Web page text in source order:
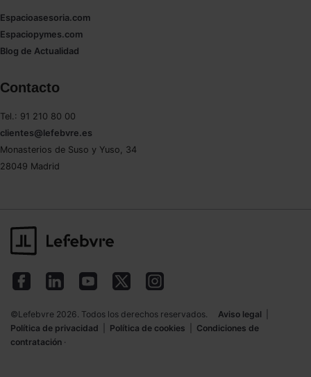
Espacioasesoria.com
Espaciopymes.com
Blog de Actualidad
Contacto
Tel.: 91 210 80 00
clientes@lefebvre.es
Monasterios de Suso y Yuso, 34
28049 Madrid
©Lefebvre 2026. Todos los derechos reservados. Aviso legal
Política de privacidad
Política de cookies
Condiciones de
contratación ·